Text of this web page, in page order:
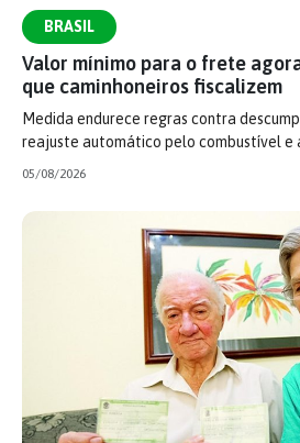
BRASIL
Valor mínimo para o frete
que caminhoneiros fiscalizem
Medida endurece regras contra
reajuste automático pelo combustível e
05/08/2026